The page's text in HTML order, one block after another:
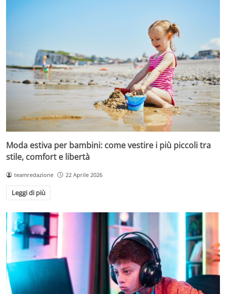
Moda estiva per bambini: come vestire i più piccoli tra
stile, comfort e libertà
teamredazione 22 Aprile 2026
Leggi di più